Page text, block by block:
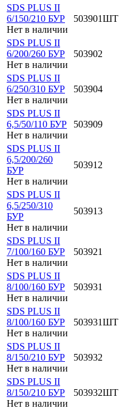
SDS PLUS II
6/150/210 БУР
Нет в наличии
503901ШТ
SDS PLUS II
6/200/260 БУР
Нет в наличии
503902
SDS PLUS II
6/250/310 БУР
Нет в наличии
503904
SDS PLUS II
6,5/50/110 БУР
Нет в наличии
503909
SDS PLUS II
6,5/200/260
БУР
Нет в наличии
503912
SDS PLUS II
6,5/250/310
БУР
Нет в наличии
503913
SDS PLUS II
7/100/160 БУР
Нет в наличии
503921
SDS PLUS II
8/100/160 БУР
Нет в наличии
503931
SDS PLUS II
8/100/160 БУР
Нет в наличии
503931ШТ
SDS PLUS II
8/150/210 БУР
Нет в наличии
503932
SDS PLUS II
8/150/210 БУР
Нет в наличии
503932ШТ